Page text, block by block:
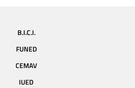
B.I.C.I.
FUNED
CEMAV
IUED